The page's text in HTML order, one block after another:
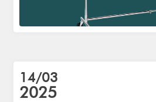
14/03
2025